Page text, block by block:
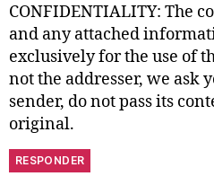
CONFIDENTIALITY: The
and any attached
exclusively for the use of
not the addresser, we ask
sender, do not pass its
original.
RESPONDER